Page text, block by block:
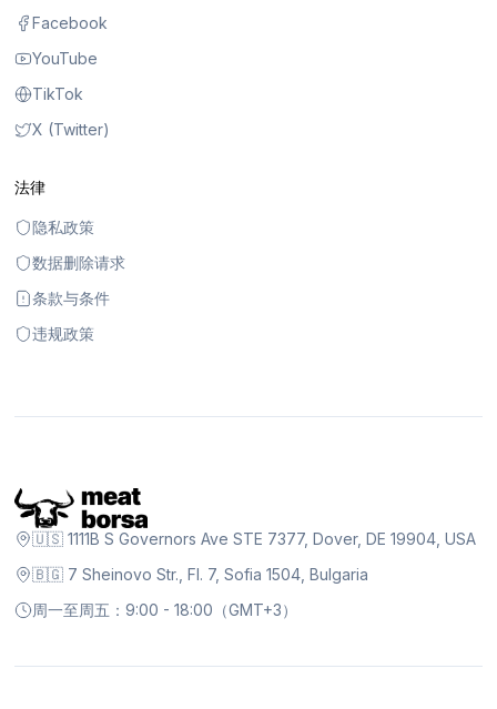
Facebook
YouTube
TikTok
X (Twitter)
法律
隐私政策
数据删除请求
条款与条件
违规政策
🇺🇸 1111B S Governors Ave STE 7377, Dover, DE 19904, USA
🇧🇬 7 Sheinovo Str., Fl. 7, Sofia 1504, Bulgaria
周一至周五：9:00 - 18:00（GMT+3）